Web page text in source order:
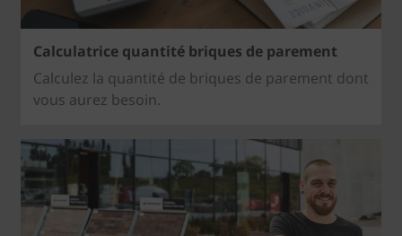
Calculatrice quantité briques de parement
Calculez la quantité de briques de parement dont
vous aurez besoin.